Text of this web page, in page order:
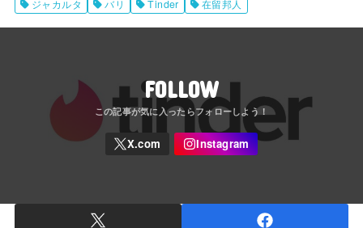
ジャカルタ バリ Tinder 在留邦人
FOLLOW